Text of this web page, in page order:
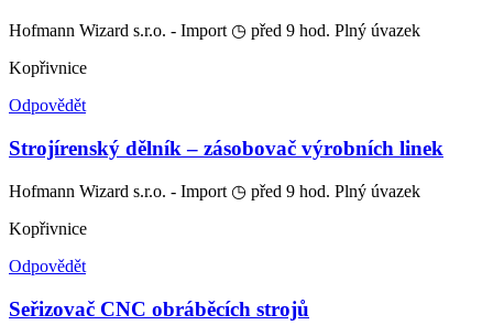
Hofmann Wizard s.r.o. - Import ◷ před 9 hod. Plný úvazek
Kopřivnice
Odpovědět
Strojírenský dělník – zásobovač výrobních linek
Hofmann Wizard s.r.o. - Import ◷ před 9 hod. Plný úvazek
Kopřivnice
Odpovědět
Seřizovač CNC obráběcích strojů